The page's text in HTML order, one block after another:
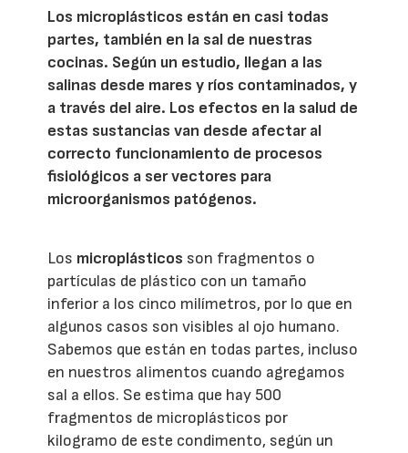
Los microplásticos están en casi todas
partes, también en la sal de nuestras
cocinas. Según un estudio, llegan a las
salinas desde mares y ríos contaminados, y
a través del aire. Los efectos en la salud de
estas sustancias van desde afectar al
correcto funcionamiento de procesos
fisiológicos a ser vectores para
microorganismos patógenos.
Los microplásticos son fragmentos o
partículas de plástico con un tamaño
inferior a los cinco milímetros, por lo que en
algunos casos son visibles al ojo humano.
Sabemos que están en todas partes, incluso
en nuestros alimentos cuando agregamos
sal a ellos. Se estima que hay 500
fragmentos de microplásticos por
kilogramo de este condimento, según un